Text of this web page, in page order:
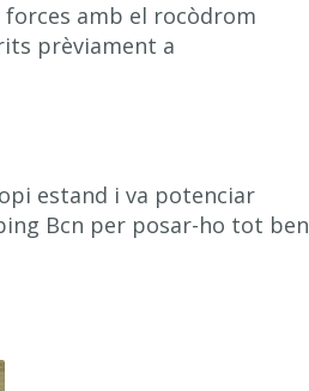
amb el rocòdrom
prèviament a
estand i va potenciar
Bcn per posar-ho tot ben